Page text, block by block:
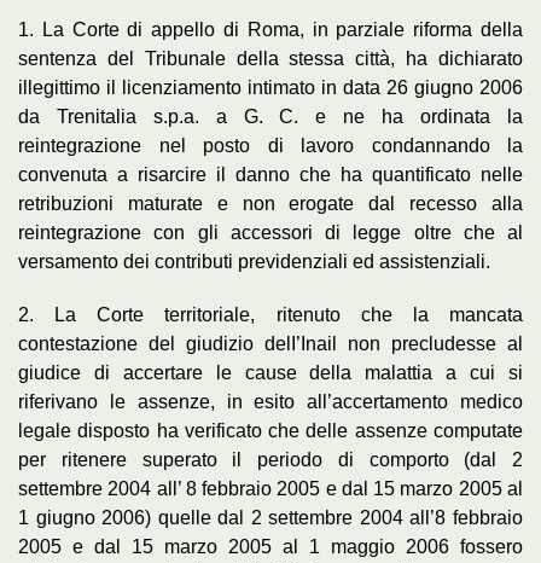
1. La Corte di appello di Roma, in parziale riforma della
sentenza del Tribunale della stessa città, ha dichiarato
illegittimo il licenziamento intimato in data 26 giugno 2006
da Trenitalia s.p.a. a G. C. e ne ha ordinata la
reintegrazione nel posto di lavoro condannando la
convenuta a risarcire il danno che ha quantificato nelle
retribuzioni maturate e non erogate dal recesso alla
reintegrazione con gli accessori di legge oltre che al
versamento dei contributi previdenziali ed assistenziali.
2. La Corte territoriale, ritenuto che la mancata
contestazione del giudizio delI’Inail non precludesse al
giudice di accertare le cause della malattia a cui si
riferivano le assenze, in esito all’accertamento medico
legale disposto ha verificato che delle assenze computate
per ritenere superato il periodo di comporto (dal 2
settembre 2004 all’ 8 febbraio 2005 e dal 15 marzo 2005 al
1 giugno 2006) quelle dal 2 settembre 2004 all’8 febbraio
2005 e dal 15 marzo 2005 al 1 maggio 2006 fossero